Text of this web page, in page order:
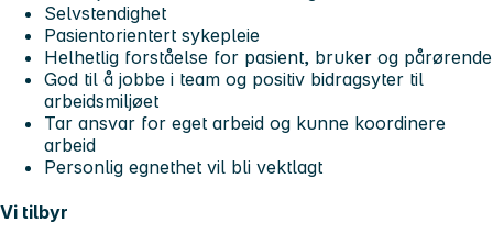
Selvstendighet
Pasientorientert sykepleie
Helhetlig forståelse for pasient, bruker og pårørende
God til å jobbe i team og positiv bidragsyter til
arbeidsmiljøet
Tar ansvar for eget arbeid og kunne koordinere
arbeid
Personlig egnethet vil bli vektlagt
Vi tilbyr